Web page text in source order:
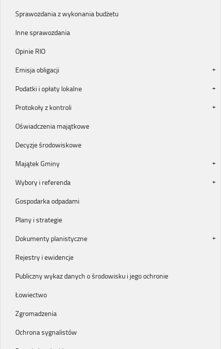
Sprawozdania z wykonania budżetu
Inne sprawozdania
Opinie RIO
Emisja obligacji
Podatki i opłaty lokalne
Protokoły z kontroli
Oświadczenia majątkowe
Decyzje środowiskowe
Majątek Gminy
Wybory i referenda
Gospodarka odpadami
Plany i strategie
Dokumenty planistyczne
Rejestry i ewidencje
Publiczny wykaz danych o środowisku i jego ochronie
Łowiectwo
Zgromadzenia
Ochrona sygnalistów